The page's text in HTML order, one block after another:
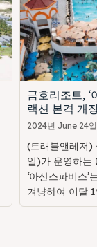
금호리조트, ‘
랙션 본격 개
2024년 June 24일
(트래블앤레저)
일)가 운영하는
‘아산스파비스’
겨냥하여 이달